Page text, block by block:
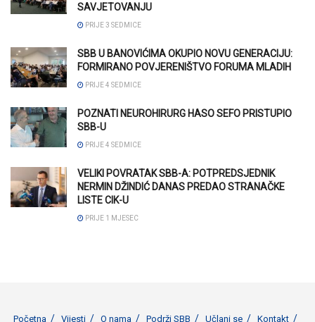
SAVJETOVANJU
PRIJE 3 SEDMICE
SBB U BANOVIĆIMA OKUPIO NOVU GENERACIJU:
FORMIRANO POVJERENIŠTVO FORUMA MLADIH
PRIJE 4 SEDMICE
POZNATI NEUROHIRURG HASO SEFO PRISTUPIO
SBB-U
PRIJE 4 SEDMICE
VELIKI POVRATAK SBB-A: POTPREDSJEDNIK
NERMIN DŽINDIĆ DANAS PREDAO STRANAČKE
LISTE CIK-U
PRIJE 1 MJESEC
Početna Vijesti O nama Podrži SBB Učlani se Kontakt